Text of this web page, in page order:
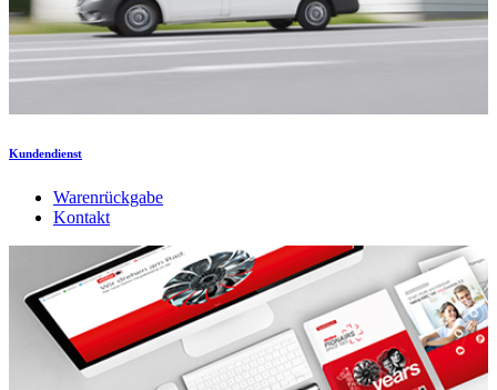
Kundendienst
Warenrückgabe
Kontakt